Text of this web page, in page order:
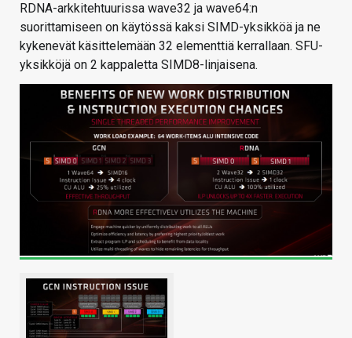
RDNA-arkkitehtuurissa wave32 ja wave64:n
suorittamiseen on käytössä kaksi SIMD-yksikköä ja ne
kykenevät käsittelemään 32 elementtiä kerrallaan. SFU-
yksikköjä on 2 kappaletta SIMD8-linjaisena.